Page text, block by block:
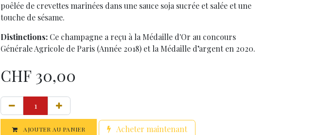
poêlée de crevettes marinées dans une sauce soja sucrée et salée et une
touche de sésame.
Distinctions: Ce champagne a reçu à la Médaille d'Or au concours
Générale Agricole de Paris (Année 2018) et la Médaille d’argent en 2020.
CHF 30,00
AJOUTER AU PANIER Acheter maintenant